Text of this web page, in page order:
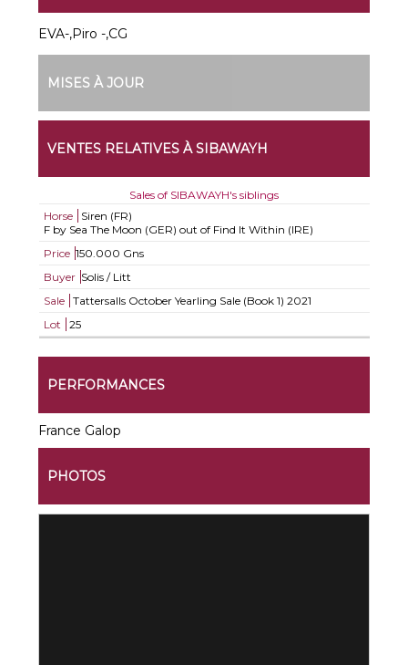
EVA-,Piro -,CG
MISES À JOUR
VENTES RELATIVES À SIBAWAYH
Sales of SIBAWAYH's siblings
Horse
Siren (FR)
F by Sea The Moon (GER) out of Find It Within (IRE)
Price 150.000 Gns
Buyer Solis / Litt
Sale
Tattersalls October Yearling Sale (Book 1) 2021
Lot
25
PERFORMANCES
France Galop
PHOTOS